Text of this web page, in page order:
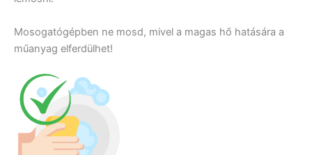
Mosogatógépben ne mosd, mivel a magas hő hatására a
műanyag elferdülhet!